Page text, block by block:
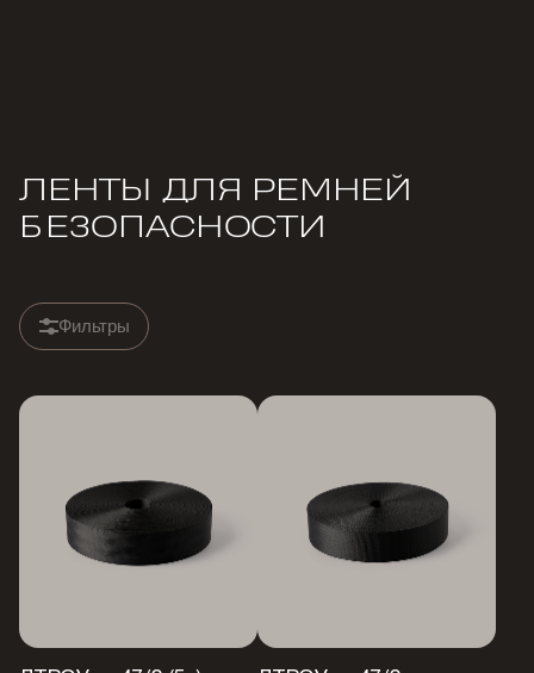
ЛЕНТЫ ДЛЯ РЕМНЕЙ
БЕЗОПАСНОСТИ
Фильтры